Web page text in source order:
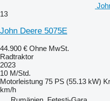
13
John Deere 5075E
44.900 € Ohne MwSt.
Radtraktor
2023
10 M/Std.
Motorleistung 75 PS (55.13 kW)
km/h